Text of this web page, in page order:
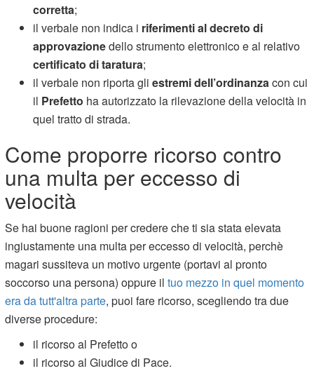
corretta;
il verbale non indica i riferimenti al decreto di
approvazionedello strumento elettronico e al relativo
certificato di taratura;
il verbale non riporta gliestremi dell’ordinanza con cui
il Prefetto ha autorizzato la rilevazione della velocità in
quel tratto di strada.
Come proporre ricorso contro
una multa per eccesso di
velocità
Se hai buone ragioni per credere che ti sia stata elevata
ingiustamente una multa per eccesso di velocità, perchè
magari sussiteva un motivo urgente (portavi al pronto
soccorso una persona) oppure iltuo mezzo in quel momento
era da tutt'altra parte, puoi fare ricorso, scegliendo tra due
diverse procedure:
il ricorso al Prefetto o
il ricorso al Giudice di Pace.